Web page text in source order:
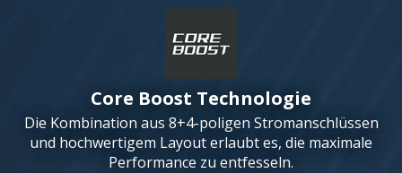
Core Boost Technologie
Die Kombination aus 8+4-poligen Stromanschlüssen
und hochwertigem Layout erlaubt es, die maximale
Performance zu entfesseln.